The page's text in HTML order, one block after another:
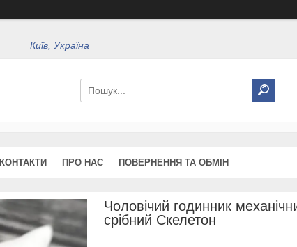
Київ, Україна
КОНТАКТИ ПРО НАС ПОВЕРНЕННЯ ТА ОБМІН
Чоловічий годинник
срібний Скелетон